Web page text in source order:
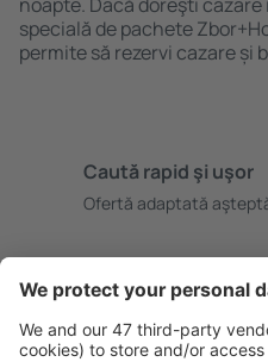
specială de pachete
permite să rezervi cazare și
Caută rapid şi uşor
Ofertă adaptată
Rezervare fără griji cu